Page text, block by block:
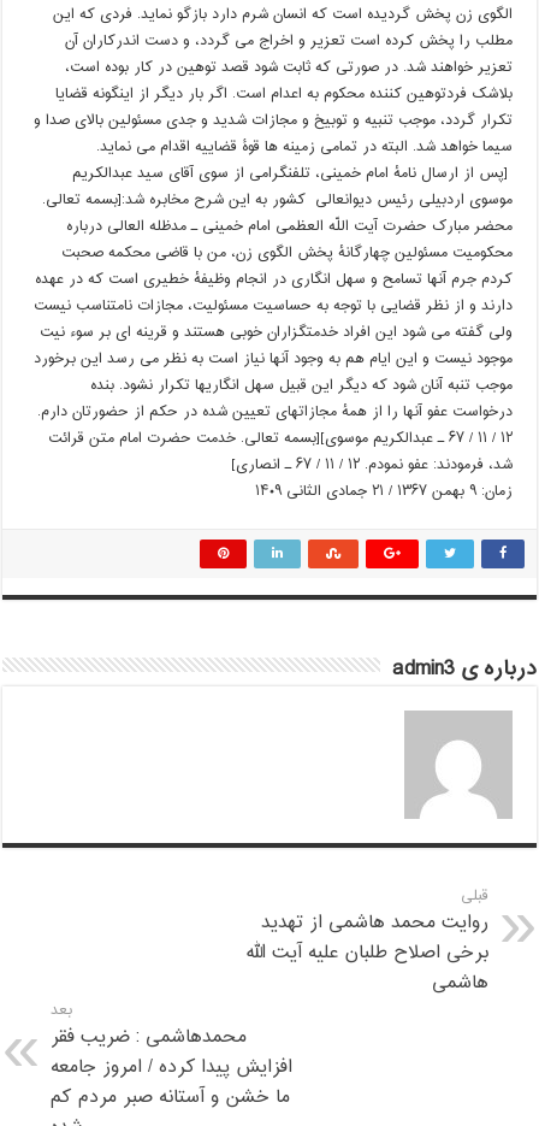
‎‏الگوی زن پخش گردیده است که انسان شرم دارد بازگو نماید. فردی که این
مطلب را‏‎ ‎‏پخش کرده است تعزیر و اخراج می گردد، و دست اندرکاران آن
تعزیر خواهند شد. در‏‎ ‎‏صورتی که ثابت شود قصد توهین در کار بوده است،
بلاشک فردتوهین کننده محکوم به‏‎ ‎‏اعدام است. اگر بار دیگر از اینگونه قضایا
تکرار گردد، موجب تنبیه و توبیخ و مجازات‏‎ ‎‏شدید و جدی مسئولین بالای صدا و
سیما خواهد شد. البته در تمامی زمینه ها قوۀ قضاییه‏‎ ‎‏اقدام می نماید.‏‎
[پس از ارسال نامۀ امام خمینی، تلفنگرامی از سوی آقای سید عبدالکریم
موسوی اردبیلی رئیس دیوانعالی کشور به این شرح مخابره شد:[بسمه تعالی.
محضر مبارک حضرت آیت اللّه العظمی امام خمینی ـ مدظله العالی درباره
محکومیت مسئولین چهارگانۀ پخش الگوی زن، من با قاضی محکمه صحبت
کردم جرم آنها تسامح و سهل انگاری در انجام وظیفۀ خطیری است که در عهده
دارند و از نظر قضایی با توجه به حساسیت مسئولیت، مجازات نامتناسب نیست
ولی گفته می شود این افراد خدمتگزاران خوبی هستند و قرینه ای بر سوء نیت
موجود نیست و این ایام هم به وجود آنها نیاز است به نظر می رسد این برخورد
موجب تنبه آنان شود که دیگر این قبیل سهل انگاریها تکرار نشود. بنده
درخواست عفو آنها را از همۀ مجازاتهای تعیین شده در حکم از حضورتان دارم.
۱۲ / ۱۱ / ۶۷ ـ عبدالکریم موسوی][بسمه تعالی. خدمت حضرت امام متن قرائت
شد، فرمودند: عفو نمودم. ۱۲ / ۱۱ / ۶۷ ـ انصاری]‎
زمان: ۹ بهمن ۱۳۶۷ / ۲۱ جمادی الثانی ۱۴۰۹‏
درباره ی admin3
قبلی
روایت محمد هاشمی از تهدید
برخی اصلاح طلبان علیه آیت الله
هاشمی
بعد
محمدهاشمی : ضریب فقر
افزایش پیدا کرده / امروز جامعه
ما خشن و آستانه صبر مردم کم